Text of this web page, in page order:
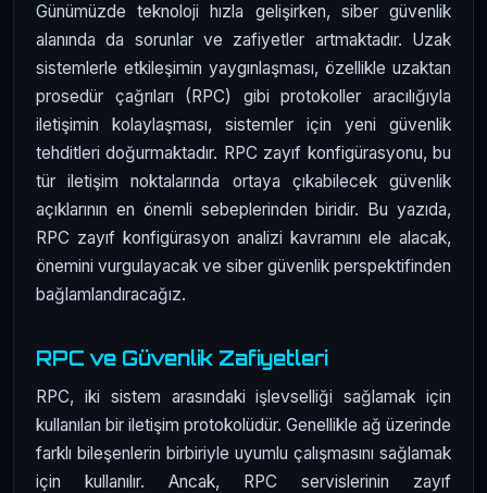
Günümüzde teknoloji hızla gelişirken, siber güvenlik
alanında da sorunlar ve zafiyetler artmaktadır. Uzak
sistemlerle etkileşimin yaygınlaşması, özellikle uzaktan
prosedür çağrıları (RPC) gibi protokoller aracılığıyla
iletişimin kolaylaşması, sistemler için yeni güvenlik
tehditleri doğurmaktadır. RPC zayıf konfigürasyonu, bu
tür iletişim noktalarında ortaya çıkabilecek güvenlik
açıklarının en önemli sebeplerinden biridir. Bu yazıda,
RPC zayıf konfigürasyon analizi kavramını ele alacak,
önemini vurgulayacak ve siber güvenlik perspektifinden
bağlamlandıracağız.
RPC ve Güvenlik Zafiyetleri
RPC, iki sistem arasındaki işlevselliği sağlamak için
kullanılan bir iletişim protokolüdür. Genellikle ağ üzerinde
farklı bileşenlerin birbiriyle uyumlu çalışmasını sağlamak
için kullanılır. Ancak, RPC servislerinin zayıf